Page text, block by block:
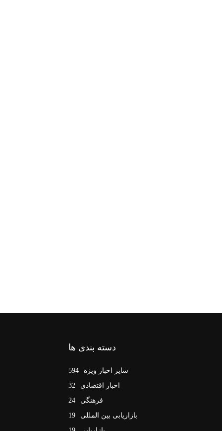
دسته بندی ها
سایر اخبار ویژه
594
اخبار اقتصادی
32
فرهنگی
24
بازاریابی بین المللی
19